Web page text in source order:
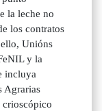
la leche no
los contratos
Unións
y la
incluya
Agrarias
crioscópico